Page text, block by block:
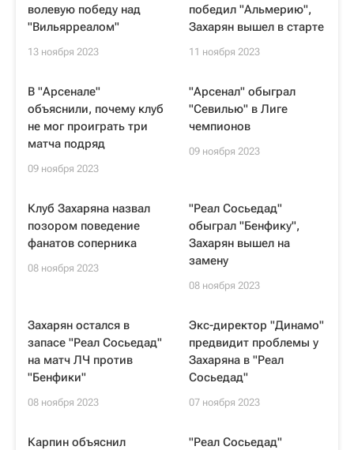
волевую победу над
"Вильярреалом"
13 ноября 2023
победил "Альмерию",
Захарян вышел в старте
11 ноября 2023
В "Арсенале"
объяснили, почему клуб
не мог проиграть три
матча подряд
09 ноября 2023
"Арсенал" обыграл
"Севилью" в Лиге
чемпионов
09 ноября 2023
Клуб Захаряна назвал
позором поведение
фанатов соперника
08 ноября 2023
"Реал Сосьедад"
обыграл "Бенфику",
Захарян вышел на
замену
08 ноября 2023
Захарян остался в
запасе "Реал Сосьедад"
на матч ЛЧ против
"Бенфики"
08 ноября 2023
Экс-директор "Динамо"
предвидит проблемы у
Захаряна в "Реал
Сосьедад"
07 ноября 2023
Карпин объяснил
"Реал Сосьедад"